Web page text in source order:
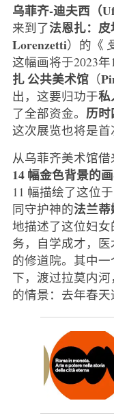
乌菲齐-迪夫西（
来到了法恩扎：
Lorenzetti）的《
这幅画将于2023
扎公共美术馆（
出，这要归功于私
了全部资金。 历时
这次展览也将是首
从乌菲齐美术馆借
14 幅金色背景的
11 幅描绘了这位
同守护神的法兰
地描述了这位妇
务，自学成才，
的修道院。其中
下，渡过拉莫内
的情景：去年春天